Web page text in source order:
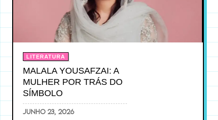
LITERATURA
MALALA YOUSAFZAI: A
MULHER POR TRÁS DO
SÍMBOLO
junho 23, 2026